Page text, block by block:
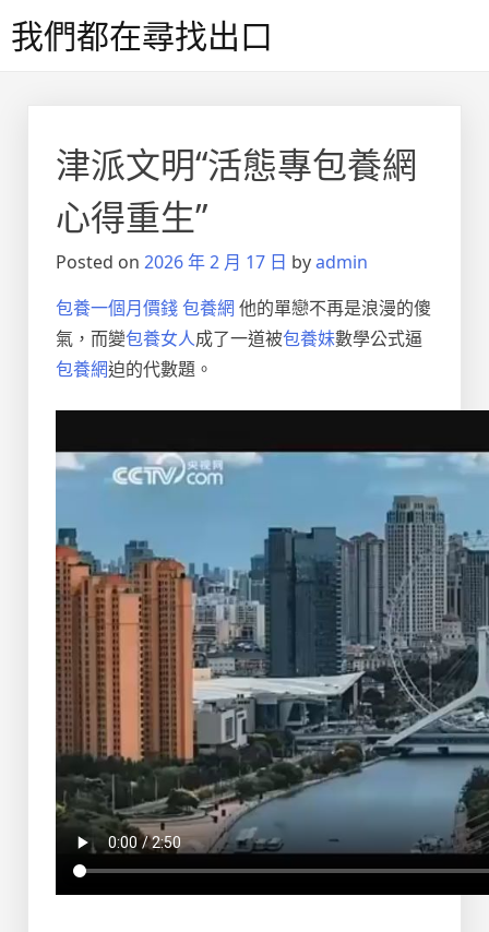
to我們都在尋找出口
津派文明“活態專包養網
心得重生”
Posted on 2026 年 2 月 17 日 byadmin
包養一個月價錢包養網 他的單戀不再是浪漫的傻
氣，而變包養女人成了一道被包養妹數學公式逼
包養網迫的代數題。